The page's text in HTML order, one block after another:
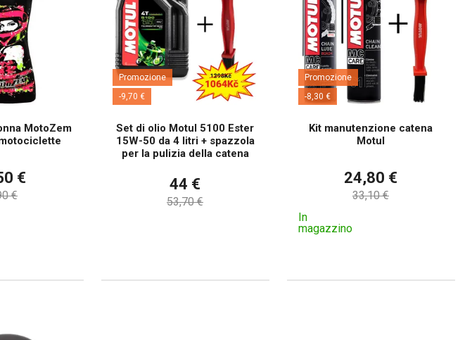
MotoZem
€
€
Promozione
-9,70 €
Set di olio Motul 5100 Ester
15W-50 da 4 litri + spazzola
per la pulizia della catena
44 €
53,70 €
Promozione
-8,30 €
Kit manutenzione catena
Motul
24,80 €
33,10 €
In
magazzino